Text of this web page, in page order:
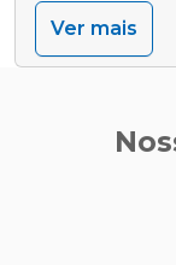
Ver mais